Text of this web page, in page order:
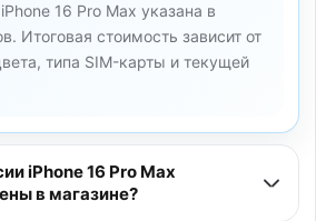
16 Pro Max указана в
Итоговая стоимость зависит от
типа SIM-карты и текущей
iPhone 16 Pro Max
в магазине?